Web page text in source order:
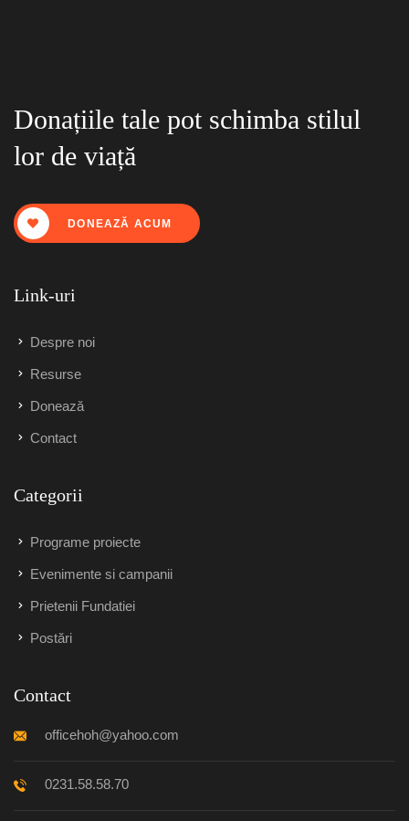
Donațiile tale pot schimba stilul
lor de viață
DONEAZĂ ACUM
Link-uri
Despre noi
Resurse
Donează
Contact
Categorii
Programe proiecte
Evenimente si campanii
Prietenii Fundatiei
Postări
Contact
officehoh@yahoo.com
0231.58.58.70